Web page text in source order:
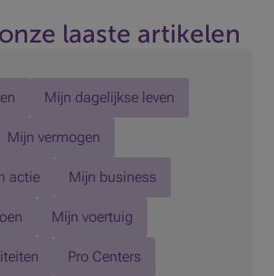
laaste artikelen
Mijn dagelijkse leven
Mijn vermogen
actie Mijn business
Mijn voertuig
Pro Centers